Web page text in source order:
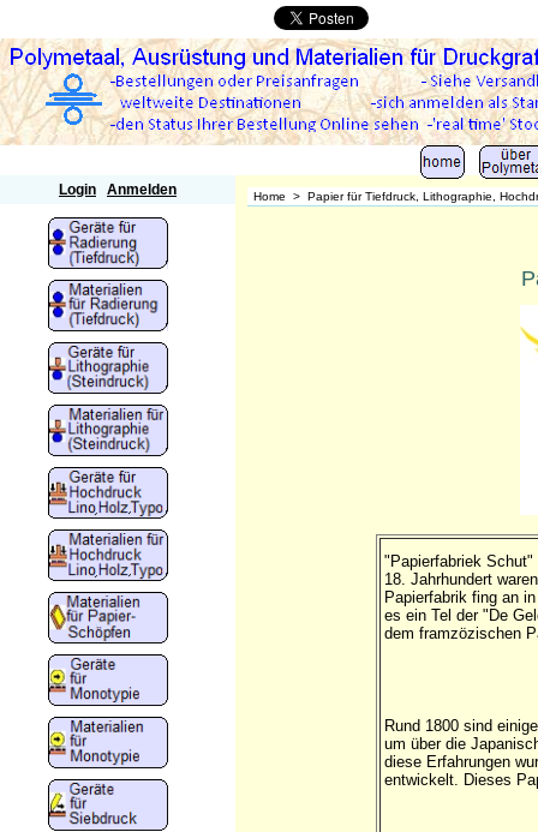
Login Anmelden Home > Papier für Tiefdruck, Lithographie,
"Papierfabriek
18. Jahrhundert
Papierfabrik fing an
es ein Tel der "De
dem framzözischen
Rund 1800 sind
um über die
diese Erfahrungen
entwickelt. Dieses